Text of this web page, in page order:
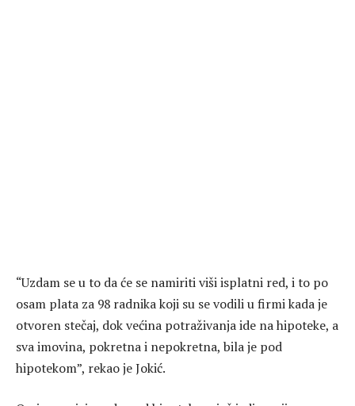
“Uzdam se u to da će se namiriti viši isplatni red, i to po
osam plata za 98 radnika koji su se vodili u firmi kada je
otvoren stečaj, dok većina potraživanja ide na hipoteke, a
sva imovina, pokretna i nepokretna, bila je pod
hipotekom”, rekao je Jokić.